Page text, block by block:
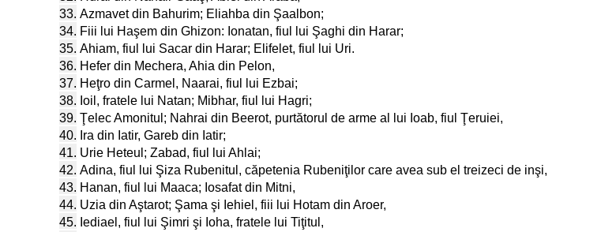
33. Azmavet din Bahurim; Eliahba din Şaalbon;
34. Fiii lui Haşem din Ghizon: Ionatan, fiul lui Şaghi din Harar;
35. Ahiam, fiul lui Sacar din Harar; Elifelet, fiul lui Uri.
36. Hefer din Mechera, Ahia din Pelon,
37. Heţro din Carmel, Naarai, fiul lui Ezbai;
38. Ioil, fratele lui Natan; Mibhar, fiul lui Hagri;
39. Ţelec Amonitul; Nahrai din Beerot, purtătorul de arme al lui Ioab, fiul Ţeruiei,
40. Ira din Iatir, Gareb din Iatir;
41. Urie Heteul; Zabad, fiul lui Ahlai;
42. Adina, fiul lui Şiza Rubenitul, căpetenia Rubeniţilor care avea sub el treizeci de inşi,
43. Hanan, fiul lui Maaca; Iosafat din Mitni,
44. Uzia din Aştarot; Şama şi Iehiel, fiii lui Hotam din Aroer,
45. Iediael, fiul lui Şimri şi Ioha, fratele lui Tiţitul,